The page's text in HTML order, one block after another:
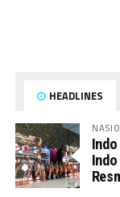
HEADLINES